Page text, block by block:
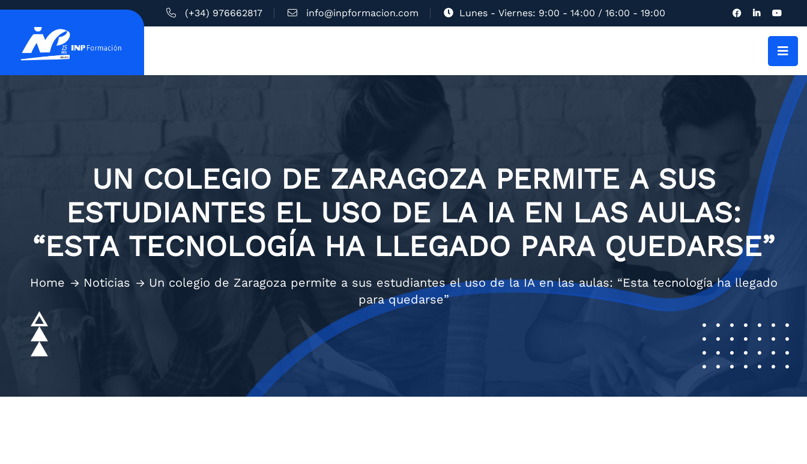
(+34) 976662817 info@inpformacion.com Lunes - Viernes: 9:00 - 14:00 / 16:00 - 19:00
UN COLEGIO DE ZARAGOZA PERMITE A SUS
ESTUDIANTES EL USO DE LA IA EN LAS AULAS:
“ESTA TECNOLOGÍA HA LLEGADO PARA QUEDARSE”
Home Noticias
Un colegio de Zaragoza permite a sus estudiantes el uso de la IA en las aulas: “Esta tecnología ha llegado
para quedarse”